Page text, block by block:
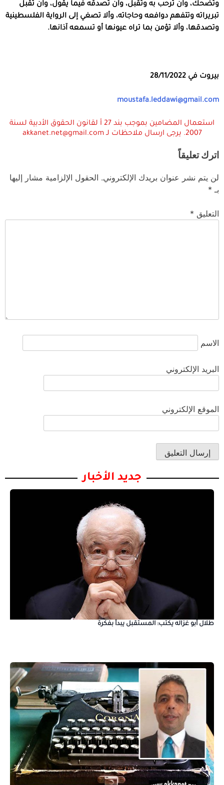
وتضحك، وأن ترحب به وتقبل، وأن تصدقه فيما يقول، وأن تقبل
تبريراته وتتفهم دوافعه وحاجاته، وألا تصغي إلى الرواية الفلسطينية
وتصدقها، وألا تؤمن بما تراه عيونها أو تسمعه آذانها.
بيروت في 28/11/2022
moustafa.leddawi@gmail.com
استعمال المضامين بموجب بند 27 أ لقانون الحقوق الأدبية لسنة
2007. يرجى ارسال ملاحظات لـ akkanet.net@gmail.com
اترك تعليقاً
لن يتم نشر عنوان بريدك الإلكتروني. الحقول الإلزامية مشار إليها
بـ *
التعليق *
الاسم
البريد الإلكتروني
الموقع الإلكتروني
جديد الأخبار
طلال أبو غزاله يكتب: المستقبل يبدأ بفكرة